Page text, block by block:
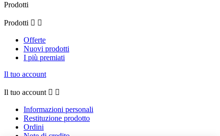
Prodotti
Prodotti  
Offerte
Nuovi prodotti
I più premiati
Il tuo account
Il tuo account  
Informazioni personali
Restituzione prodotto
Ordini